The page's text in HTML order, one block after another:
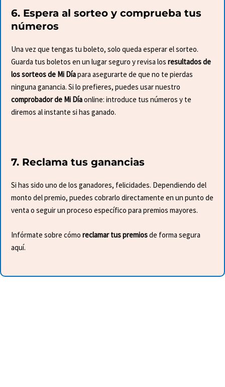
6. Espera al sorteo y comprueba tus
números
Una vez que tengas tu boleto, solo queda esperar el sorteo.
Guarda tus boletos en un lugar seguro y revisa los resultados de
los sorteos de Mi Díapara asegurarte de que no te pierdas
ninguna ganancia. Si lo prefieres, puedes usar nuestro
comprobador de Mi Díaonline: introduce tus números y te
diremos al instante si has ganado.
7. Reclama tus ganancias
Si has sido uno de los ganadores, felicidades. Dependiendo del
monto del premio, puedes cobrarlo directamente en un punto de
venta o seguir un proceso específico para premios mayores.
Infórmate sobre cómo reclamar tus premiosde forma segura
aquí.